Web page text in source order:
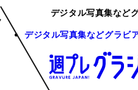
デジタル写真集など
デジタル写真集などグラビ